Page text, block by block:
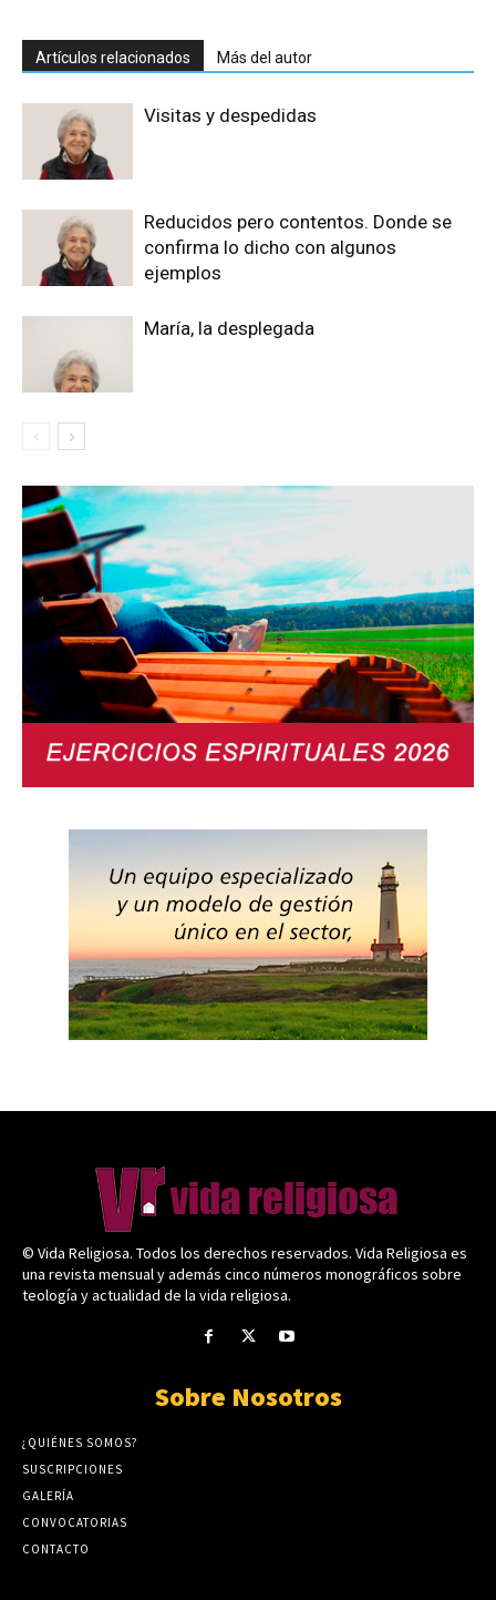
Artículos relacionados Más del autor
Visitas y despedidas
Reducidos pero contentos. Donde se
confirma lo dicho con algunos
ejemplos
María, la desplegada
© Vida Religiosa. Todos los derechos reservados. Vida Religiosa es
una revista mensual y además cinco números monográficos sobre
teología y actualidad de la vida religiosa.
Sobre Nosotros
¿QUIÉNES SOMOS?
SUSCRIPCIONES
GALERÍA
CONVOCATORIAS
CONTACTO